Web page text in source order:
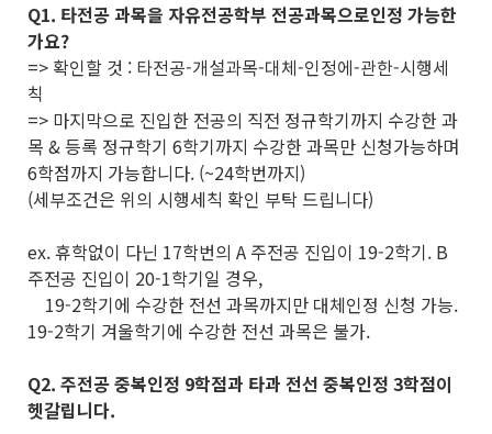
Q1. 타전공 과목을 자유전공학부 전공과목으로인정 가능한
가요?
=> 확인할 것 : 타전공-개설과목-대체-인정에-관한-시행세
칙
=> 마지막으로 진입한 전공의 직전 정규학기까지 수강한 과
목 & 등록 정규학기 6학기까지 수강한 과목만 신청가능하며
6학점까지 가능합니다. (~24학번까지)
(세부조건은 위의 시행세칙 확인 부탁 드립니다)
ex. 휴학없이 다닌 17학번의 A 주전공 진입이 19-2학기. B
주전공 진입이 20-1학기일 경우,
19-2학기에 수강한 전선 과목까지만 대체인정 신청 가능.
19-2학기 겨울학기에 수강한 전선 과목은 불가.
Q2. 주전공 중복인정 9학점과 타과 전선 중복인정 3학점이
헷갈립니다.